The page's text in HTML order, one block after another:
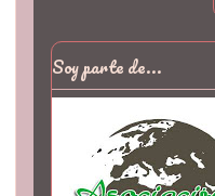
Soy parte de...